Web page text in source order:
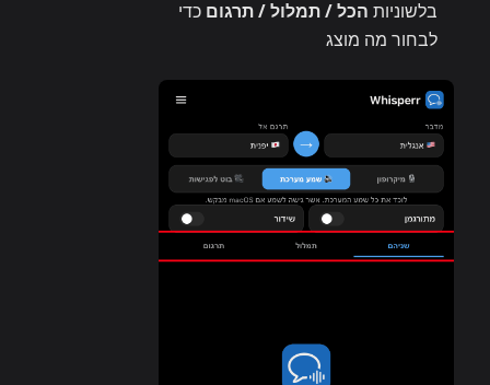
בלשוניות הכל / תמלול / תרגום כדי
לבחור מה מוצג